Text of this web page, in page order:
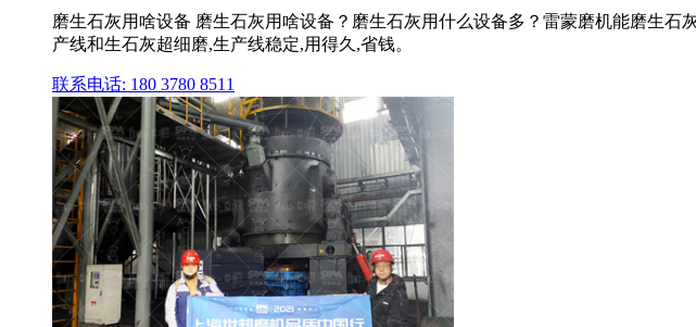
磨生石灰用啥设备 磨生石灰用啥设备？磨生石灰用什么设备多？雷蒙磨机能磨生
产线和生石灰超细磨,生产线稳定,用得久,省钱。
联系电话: 180 3780 8511